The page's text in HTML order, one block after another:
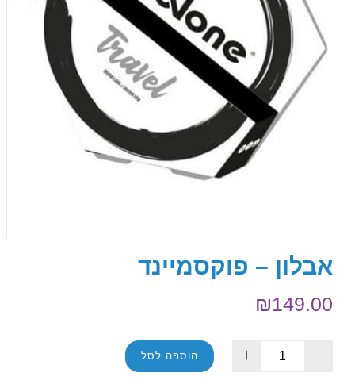
אבלון – פוקסמיינד
₪149.00
-
+ הוספה לסל